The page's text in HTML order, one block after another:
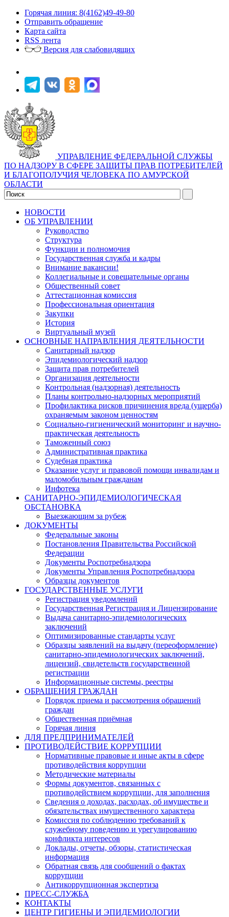
Горячая линия: 8(4162)49-49-80
Отправить обращение
Карта сайта
RSS лента
Версия для слабовидящих
УПРАВЛЕНИЕ ФЕДЕРАЛЬНОЙ СЛУЖБЫ
ПО НАДЗОРУ В СФЕРЕ ЗАЩИТЫ ПРАВ ПОТРЕБИТЕЛЕЙ
И БЛАГОПОЛУЧИЯ ЧЕЛОВЕКА ПО АМУРСКОЙ
ОБЛАСТИ
НОВОСТИ
ОБ УПРАВЛЕНИИ
Руководство
Структура
Функции и полномочия
Государственная служба и кадры
Внимание вакансии!
Коллегиальные и совещательные органы
Общественный совет
Аттестационная комиссия
Профессиональная ориентация
Закупки
История
Виртуальный музей
ОСНОВНЫЕ НАПРАВЛЕНИЯ ДЕЯТЕЛЬНОСТИ
Санитарный надзор
Эпидемиологический надзор
Защита прав потребителей
Организация деятельности
Контрольная (надзорная) деятельность
Планы контрольно-надзорных мероприятий
Профилактика рисков причинения вреда (ущерба)
охраняемым законом ценностям
Социально-гигиенический мониторинг и научно-
практическая деятельность
Таможенный союз
Административная практика
Судебная практика
Оказание услуг и правовой помощи инвалидам и
маломобильным гражданам
Инфотека
САНИТАРНО-ЭПИДЕМИОЛОГИЧЕСКАЯ
ОБСТАНОВКА
Выезжающим за рубеж
ДОКУМЕНТЫ
Федеральные законы
Постановления Правительства Российской
Федерации
Документы Роспотребнадзора
Документы Управления Роспотребнадзора
Образцы документов
ГОСУДАРСТВЕННЫЕ УСЛУГИ
Регистрация уведомлений
Государственная Регистрация и Лицензирование
Выдача санитарно-эпидемиологических
заключений
Оптимизированные стандарты услуг
Образцы заявлений на выдачу (переоформление)
санитарно-эпидемиологических заключений,
лицензий, свидетельств государственной
регистрации
Информационные системы, реестры
ОБРАЩЕНИЯ ГРАЖДАН
Порядок приема и рассмотрения обращений
граждан
Общественная приёмная
Горячая линия
ДЛЯ ПРЕДПРИНИМАТЕЛЕЙ
ПРОТИВОДЕЙСТВИЕ КОРРУПЦИИ
Нормативные правовые и иные акты в сфере
противодействия коррупции
Методические материалы
Формы документов, связанных с
противодействием коррупции, для заполнения
Сведения о доходах, расходах, об имуществе и
обязательствах имущественного характера
Комиссия по соблюдению требований к
служебному поведению и урегулированию
конфликта интересов
Доклады, отчеты, обзоры, статистическая
информация
Обратная связь для сообщений о фактах
коррупции
Антикоррупционная экспертиза
ПРЕСС-СЛУЖБА
КОНТАКТЫ
ЦЕНТР ГИГИЕНЫ И ЭПИДЕМИОЛОГИИ